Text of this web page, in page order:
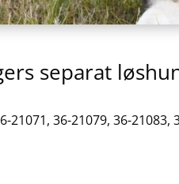
separat
21071, 36-21079, 36-21083,